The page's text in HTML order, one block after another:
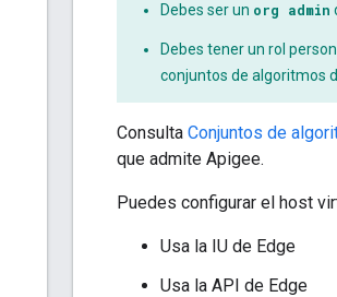
Debes ser un org admin
Debes tener un rol
conjuntos de algoritmos
Consulta Conjuntos de
que admite Apigee.
Puedes configurar el host
Usa la IU de Edge
Usa la API de Edge